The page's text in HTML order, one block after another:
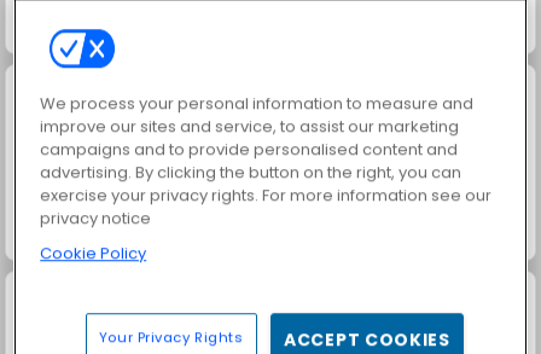
Grand Mahjong Connect
We process your personal information to measure and
improve our sites and service, to assist our marketing
campaigns and to provide personalised content and
advertising. By clicking the button on the right, you can
exercise your privacy rights. For more information see our
privacy notice
Cookie Policy
Your Privacy Rights ACCEPT COOKIES